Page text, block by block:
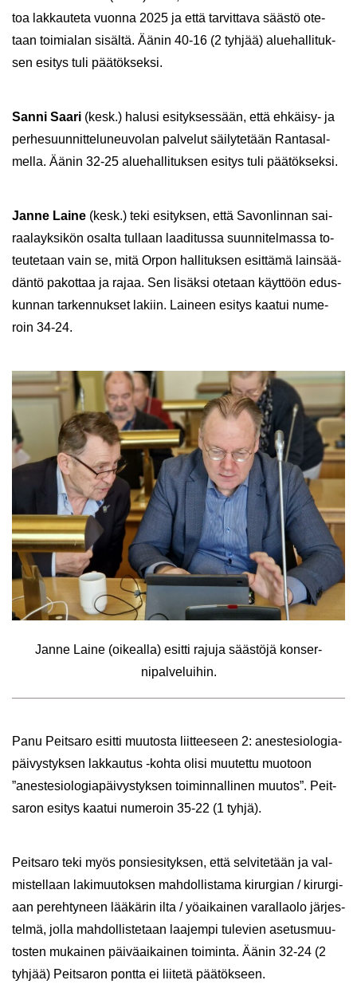
toa lak­kau­te­ta vuon­na 2025 ja että tar­vit­ta­va sääs­tö ote­
taan toi­mia­lan si­säl­tä. Äänin 40-16 (2 tyh­jää) alue­hal­li­tuk­
sen esi­tys tuli pää­tök­sek­si.
Sanni Saari (kesk.) ha­lusi esi­tyk­ses­sään, että ehkäisy-​ ja
per­he­suun­nit­te­lu­neu­vo­lan pal­ve­lut säi­ly­te­tään Ran­ta­sal­
mel­la. Äänin 32-25 alue­hal­li­tuk­sen esi­tys tuli pää­tök­sek­si.
Janne Laine (kesk.) teki esi­tyk­sen, että Sa­von­lin­nan sai­
raa­layk­si­kön osal­ta tul­laan laa­di­tus­sa suun­ni­tel­mas­sa to­
teu­te­taan vain se, mitä Orpon hal­li­tuk­sen esit­tä­mä lain­sää­
dän­tö pa­kot­taa ja rajaa. Sen li­säk­si ote­taan käyt­töön edus­
kun­nan tar­ken­nuk­set la­kiin. Lai­neen esi­tys kaa­tui nu­me­
roin 34-24.
Janne Laine (oi­keal­la) esit­ti ra­ju­ja sääs­tö­jä kon­ser­
ni­pal­ve­lui­hin.
Panu Peit­sa­ro esit­ti muu­tos­ta liit­tee­seen 2: anes­te­sio­lo­gia­
päi­vys­tyk­sen lak­kau­tus -​kohta olisi muu­tet­tu muo­toon
”anes­te­sio­lo­gia­päi­vys­tyk­sen toi­min­nal­li­nen muu­tos”. Peit­
sa­ron esi­tys kaa­tui nu­me­roin 35-22 (1 tyhjä).
Peit­sa­ro teki myös pon­sie­si­tyk­sen, että sel­vi­te­tään ja val­
mis­tel­laan la­ki­muu­tok­sen mah­dol­lis­ta­ma ki­rur­gian / ki­rur­gi­
aan pe­reh­ty­neen lää­kä­rin ilta / yö­ai­kai­nen va­ral­lao­lo jär­jes­
tel­mä, jolla mah­dol­lis­te­taan laa­jem­pi tu­le­vien ase­tus­muu­
tos­ten mu­kai­nen päi­vä­ai­kai­nen toi­min­ta. Äänin 32-24 (2
tyh­jää) Peit­sa­ron pont­ta ei lii­te­tä pää­tök­seen.